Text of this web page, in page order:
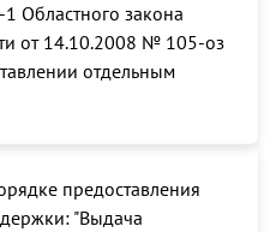
Областного закона
от 14.10.2008 № 105-оз
отдельным
предоставления
"Выдача